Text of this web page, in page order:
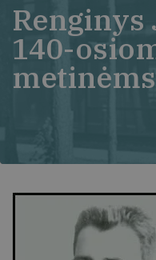
Renginys
140-
metinėms